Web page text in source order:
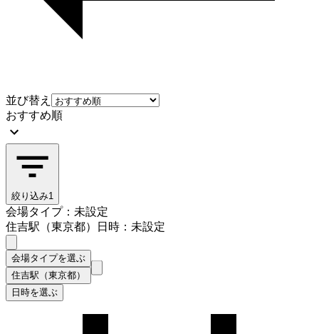
並び替え
おすすめ順
絞り込み1
会場タイプ：未設定
住吉駅（東京都）
日時：未設定
会場タイプを選ぶ
住吉駅（東京都）
日時を選ぶ